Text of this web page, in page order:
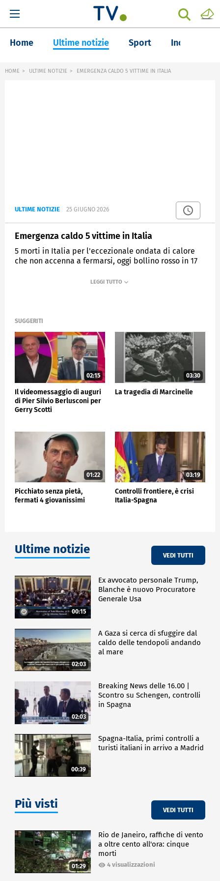
Home Ultime notizie Sport Inchieste
HOME ULTIME NOTIZIE EMERGENZA CALDO 5 VITTIME IN ITALIA
ULTIME NOTIZIE 25 GIUGNO 2026
Emergenza caldo 5 vittime in Italia
5 morti in Italia per l'eccezionale ondata di calore
che non accenna a fermarsi, oggi bollino rosso in 17
SUGGERITI
02:15
Il videomessaggio di auguri
di Pier Silvio Berlusconi per
Gerry Scotti
03:30
La tragedia di Marcinelle
01:22
Picchiato senza pietà,
fermati 4 giovanissimi
03:19
Controlli frontiere, è crisi
Italia-Spagna
Ultime notizie VEDI TUTTI
00:15
Ex avvocato personale Trump,
Blanche è nuovo Procuratore
Generale Usa
02:03
A Gaza si cerca di sfuggire dal
caldo delle tendopoli andando
al mare
02:03
Breaking News delle 16.00 |
Scontro su Schengen, controlli
in Spagna
00:39
Spagna-Italia, primi controlli a
turisti italiani in arrivo a Madrid
Più visti VEDI TUTTI
01:29
Rio de Janeiro, raffiche di vento
a oltre cento all'ora: cinque
morti
4 visualizzazioni